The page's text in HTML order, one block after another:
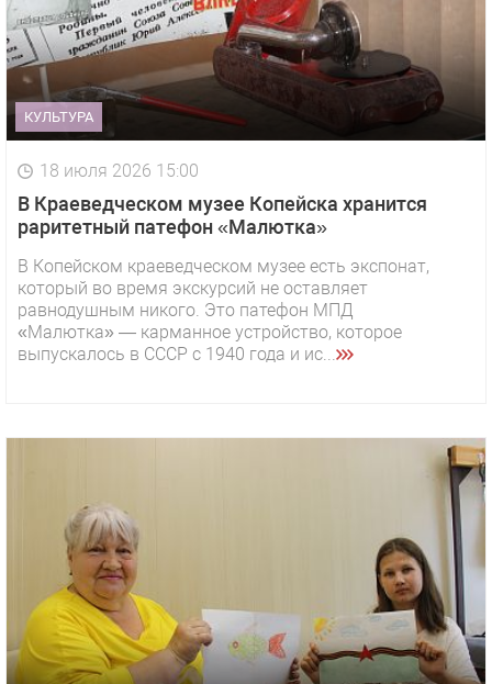
КУЛЬТУРА
18 июля 2026 15:00
В Краеведческом музее Копейска хранится
раритетный патефон «Малютка»
В Копейском краеведческом музее есть экспонат,
который во время экскурсий не оставляет
равнодушным никого. Это патефон МПД
«Малютка» — карманное устройство, которое
выпускалось в СССР с 1940 года и ис...